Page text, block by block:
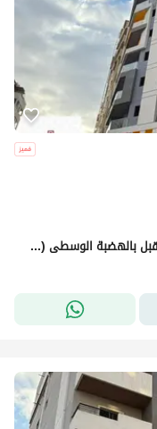
شقة 145م واجهة بالتقسيط - تقسيم المستقبل بالهضبة الوسطى (قريب من الدائري)